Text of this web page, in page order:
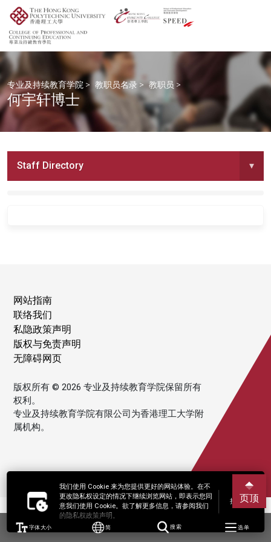
我们使用 Cookie 来为您提供更好的网站体验。在不
更改隐私权设定的情况下继续浏览网站，即表示您同
意我们使用 Cookie。欲了解更多信息，请参阅我们
的隐私权政策声明。
接受
字体大小 简 搜索 选单
专业及持续教育学院 > 教职员名录 > 教职员 >
何宇轩博士
Staff Directory ▾
网站指南
联络我们
私隐政策声明
版权与免责声明
无障碍网页
版权所有 © 2026 专业及持续教育学院保留所有
权利。
专业及持续教育学院有限公司为香港理工大学附
属机构。
页顶